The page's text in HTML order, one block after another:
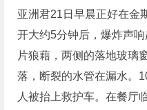
亚洲君21日早晨正好在金
开大约5分钟后，爆炸声
片狼藉，两侧的落地玻璃
落，断裂的水管在漏水。
人被抬上救护车。在餐厅